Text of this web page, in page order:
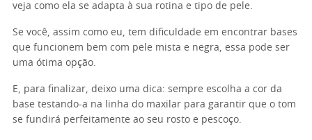
veja como ela se adapta à sua rotina e tipo de pele.
Se você, assim como eu, tem dificuldade em encontrar bases
que funcionem bem com pele mista e negra, essa pode ser
uma ótima opção.
E, para finalizar, deixo uma dica: sempre escolha a cor da
base testando-a na linha do maxilar para garantir que o tom
se fundirá perfeitamente ao seu rosto e pescoço.